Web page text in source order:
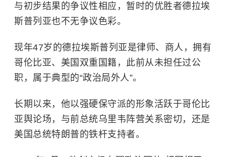
与初步结果的争议性相应，暂时的优胜者德拉埃
斯普列亚也不无争议色彩。
现年47岁的德拉埃斯普列亚是律师、商人，拥有
哥伦比亚、美国双重国籍，此前从未担任过公
职，属于典型的“政治局外人”。
长期以来，他以强硬保守派的形象活跃于哥伦比
亚舆论场，与前总统乌里韦阵营关系密切，还是
美国总统特朗普的铁杆支持者。